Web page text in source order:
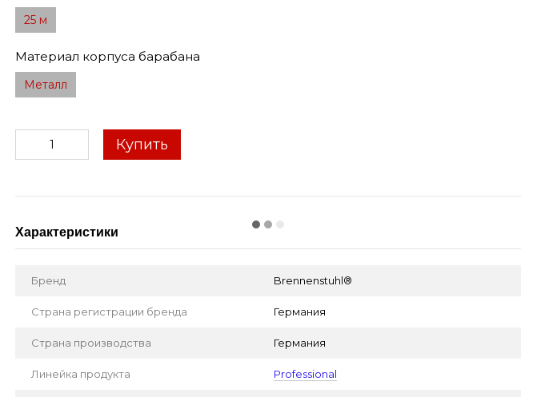
25 м
Материал корпуса барабана
Металл
Купить
Характеристики
Бренд Brennenstuhl®
Страна регистрации бренда Германия
Страна производства Германия
Линейка продукта Professional